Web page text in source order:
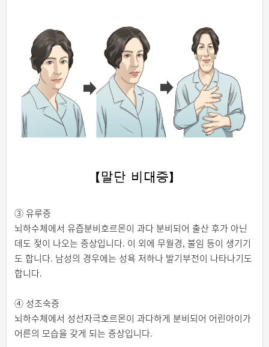
③ 유루증
뇌하수체에서 유즙분비호르몬이 과다 분비되어 출산 후가 아닌
데도 젖이 나오는 증상입니다. 이 외에 무월경, 불임 등이 생기기
도 합니다. 남성의 경우에는 성욕 저하나 발기부전이 나타나기도
합니다.
④ 성조숙증
뇌하수체에서 성선자극호르몬이 과다하게 분비되어 어린아이가
어른의 모습을 갖게 되는 증상입니다.